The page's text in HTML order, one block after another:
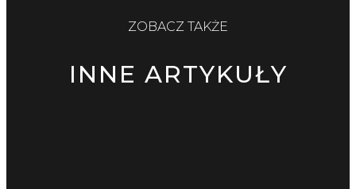
ZOBACZ TAKŻE
INNE ARTYKUŁY